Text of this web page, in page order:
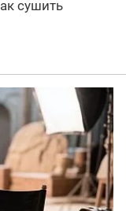
сушить